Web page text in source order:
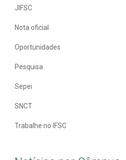
JIFSC
Nota oficial
Oportunidades
Pesquisa
Sepei
SNCT
Trabalhe no IFSC